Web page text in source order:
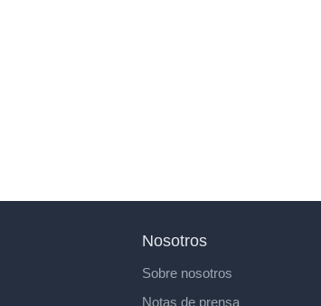
Nosotros
Sobre nosotros
Notas de prensa